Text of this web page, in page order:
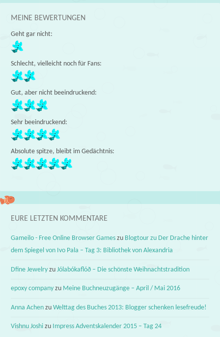
MEINE BEWERTUNGEN
Geht gar nicht:
Schlecht, vielleicht noch für Fans:
Gut, aber nicht beeindruckend:
Sehr beeindruckend:
Absolute spitze, bleibt im Gedächtnis:
EURE LETZTEN KOMMENTARE
Gameilo - Free Online Browser Games zu Blogtour zu Der Drache hinter
dem Spiegel von Ivo Pala – Tag 3: Bibliothek von Alexandria
Dfine Jewelry zuJólabókaflóð – Die schönste Weihnachtstradition
epoxy company zu Meine Buchneuzugänge – April / Mai 2016
Anna Achen zuWelttag des Buches 2013: Blogger schenken lesefreude!
Vishnu Joshi zu Impress Adventskalender 2015 – Tag 24